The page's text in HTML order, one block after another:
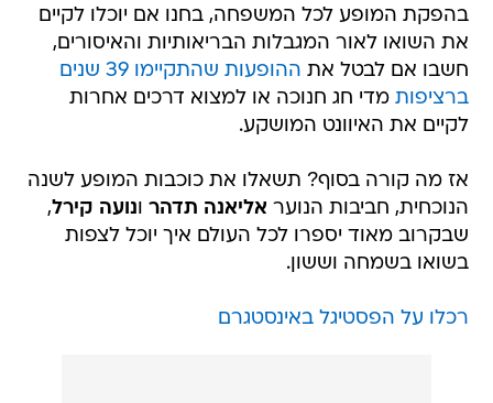
בהפקת המופע לכל המשפחה, בחנו אם יוכלו לקיים
את השואו לאור המגבלות הבריאותיות והאיסורים,
חשבו אם לבטל את
ההופעות שהתקיימו 39 שנים
ברציפות מדי חג חנוכה או למצוא דרכים אחרות
לקיים את האיוונט המושקע.
אז מה קורה בסוף? תשאלו את כוכבות המופע לשנה
הנוכחית, חביבות הנוער אליאנה תדהר ונועה קירל,
שבקרוב מאוד יספרו לכל העולם איך יוכל לצפות
בשואו בשמחה וששון.
רכלו על הפסטיגל באינסטגרם